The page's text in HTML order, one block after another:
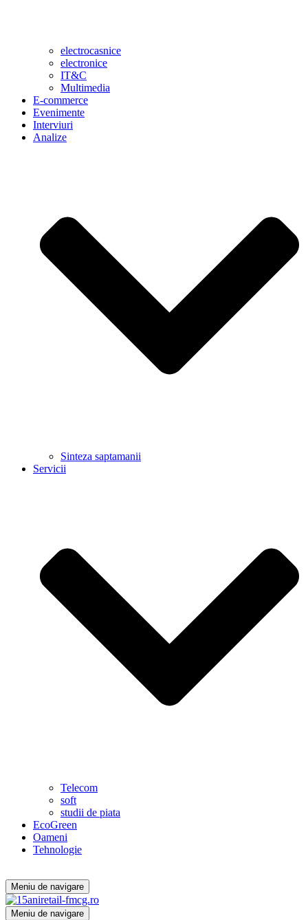
electrocasnice
electronice
IT&C
Multimedia
E-commerce
Evenimente
Interviuri
Analize
Sinteza saptamanii
Servicii
Telecom
soft
studii de piata
EcoGreen
Oameni
Tehnologie
Meniu de navigare
Meniu de navigare